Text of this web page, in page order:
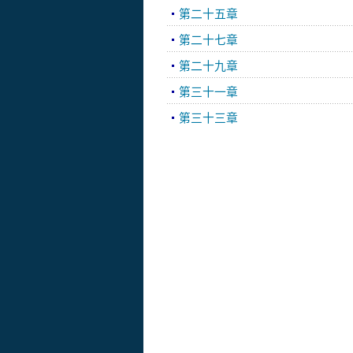
第二十五章
第二十七章
第二十九章
第三十一章
第三十三章